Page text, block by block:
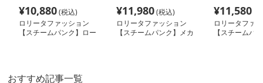
スチームパンクアクセサリーおすすめ5選｜歯車モチーフが
コーデのアクセントに
になる定番アイテム